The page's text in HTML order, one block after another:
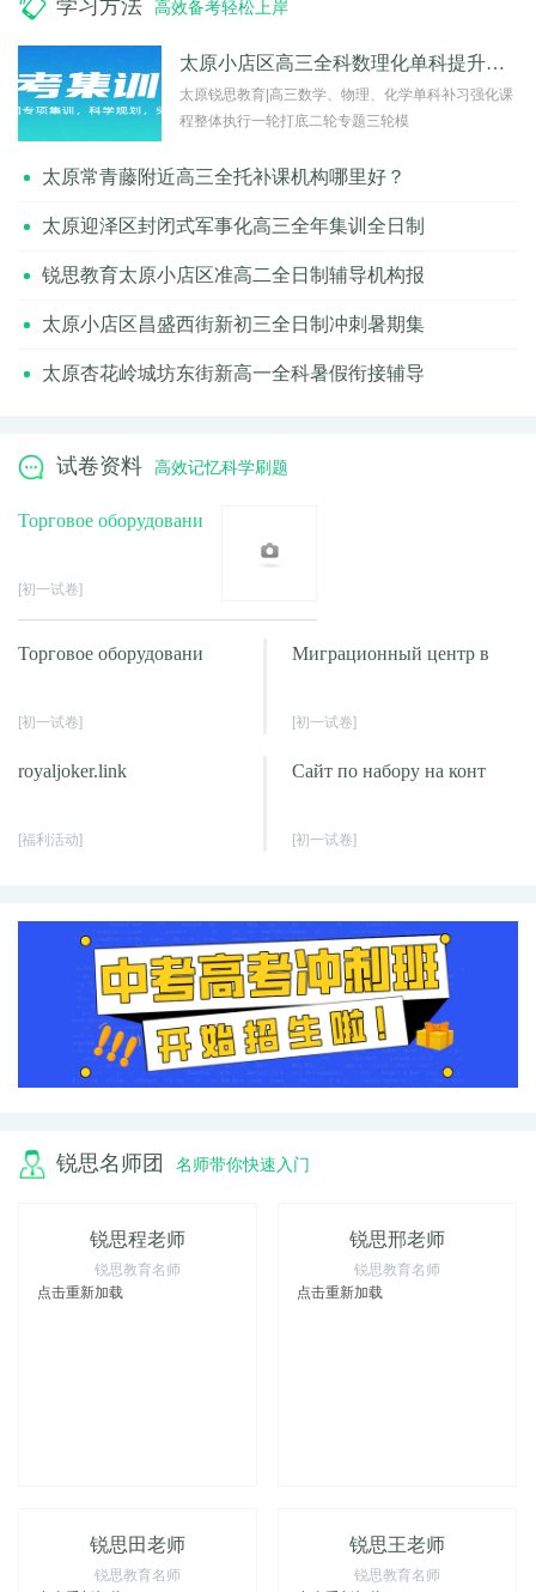
学习方法 高效备考轻松上岸
太原小店区高三全科数理化单科提升强化辅导
太原锐思教育|高三数学、物理、化学单科补习强化课
程整体执行一轮打底二轮专题三轮模
太原常青藤附近高三全托补课机构哪里好？
太原迎泽区封闭式军事化高三全年集训全日制
锐思教育太原小店区准高二全日制辅导机构报
太原小店区昌盛西街新初三全日制冲刺暑期集
太原杏花岭城坊东街新高一全科暑假衔接辅导
试卷资料 高效记忆科学刷题
Торговое оборудовани
[初一试卷]
Торговое оборудовани
[初一试卷]
Миграционный центр в
[初一试卷]
royaljoker.link
[福利活动]
Сайт по набору на конт
[初一试卷]
锐思名师团 名师带你快速入门
锐思程老师
锐思教育名师
点击重新加载
锐思邢老师
锐思教育名师
点击重新加载
锐思田老师
锐思教育名师
锐思王老师
锐思教育名师